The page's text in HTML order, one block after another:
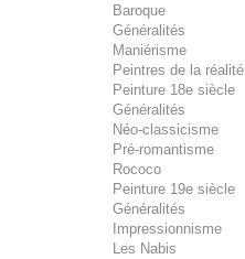
Baroque
Généralités
Maniérisme
Peintres de la réalité
Peinture 18e siècle
Généralités
Néo-classicisme
Pré-romantisme
Rococo
Peinture 19e siècle
Généralités
Impressionnisme
Les Nabis